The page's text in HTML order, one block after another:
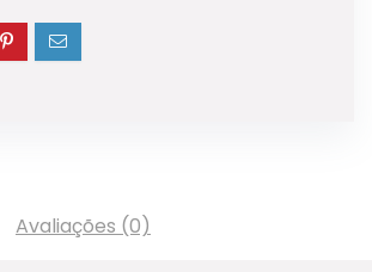
Avaliações (0)